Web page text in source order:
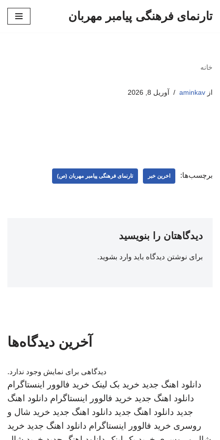
تارنمای فرهنگی پیامبر مهربان
خانه
از aminkav آوریل 8, 2026
برچسب‌ها: اخرین خبر تارنمای فرهنگی پیامبر مهربان (ص)
دیدگاهتان را بنویسید
برای نوشتن دیدگاه باید وارد بشوید.
آخرین دیدگاه‌ها
دیدگاهی برای نمایش وجود ندارد.
دانلود اهنگ جدید خرید بک لینک خرید فالوور اینستاگرام
دانلود اهنگ جدید خرید فالوور اینستاگرام دانلود اهنگ
جدید دانلود اهنگ جدید دانلود اهنگ جدید خرید شال و
روسری خرید فالوور اینستاگرام دانلود اهنگ جدید خرید